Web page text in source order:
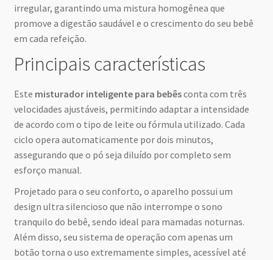
irregular, garantindo uma mistura homogênea que
promove a digestão saudável e o crescimento do seu bebê
em cada refeição.
Principais características
Este misturador inteligente para bebêsconta com três
velocidades ajustáveis, permitindo adaptar a intensidade
de acordo com o tipo de leite ou fórmula utilizado. Cada
ciclo opera automaticamente por dois minutos,
assegurando que o pó seja diluído por completo sem
esforço manual.
Projetado para o seu conforto, o aparelho possui um
design ultra silencioso que não interrompe o sono
tranquilo do bebê, sendo ideal para mamadas noturnas.
Além disso, seu sistema de operação com apenas um
botão torna o uso extremamente simples, acessível até